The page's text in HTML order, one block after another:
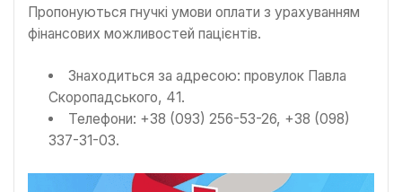
Пропонуються гнучкі умови оплати з урахуванням
фінансових можливостей пацієнтів.
Знаходиться за адресою: провулок Павла
Скоропадського, 41.
Телефони: +38 (093) 256-53-26, +38 (098)
337-31-03.